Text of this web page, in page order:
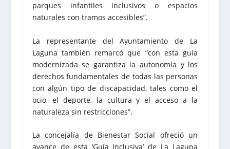
parques infantiles inclusivos o espacios
naturales con tramos accesibles”.
La representante del Ayuntamiento de La
Laguna también remarcó que “con esta guía
modernizada se garantiza la autonomía y los
derechos fundamentales de todas las personas
con algún tipo de discapacidad, tales como el
ocio, el deporte, la cultura y el acceso a la
naturaleza sin restricciones”.
La concejalía de Bienestar Social ofreció un
avance de esta ‘Guía Inclusiva’ de La Laguna